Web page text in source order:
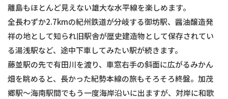
離島もほとんど見えない雄大な水平線を楽しめます。
全長わずか2.7kmの紀州鉄道が分岐する御坊駅、醤油醸造発
祥の地として知られ旧駅舎が歴史建造物として保存されてい
る湯浅駅など、途中下車してみたい駅が続きます。
藤並駅の先で有田川を渡り、車窓右手の斜面に広がるみかん
畑を眺めると、長かった紀勢本線の旅もそろそろ終盤。加茂
郷駅〜海南駅間でもう一度海岸沿いに出ますが、対岸に和歌